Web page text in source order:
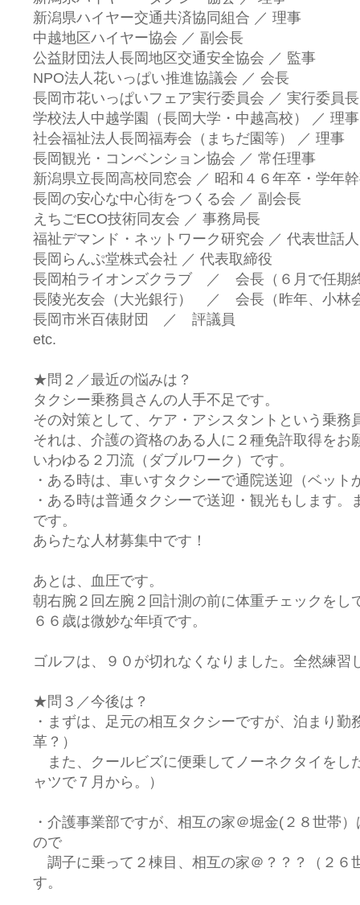
新潟県ハイヤー交通共済協同組合 ／ 理事
中越地区ハイヤー協会 ／ 副会長
公益財団法人長岡地区交通安全協会 ／ 監事
NPO法人花いっぱい推進協議会 ／ 会長
長岡市花いっぱいフェア実行委員会 ／ 実行委員長
学校法人中越学園（長岡大学・中越高校） ／ 理事
社会福祉法人長岡福寿会（まちだ園等） ／ 理事
長岡観光・コンベンション協会 ／ 常任理事
新潟県立長岡高校同窓会 ／ 昭和４６年卒・学年
長岡の安心な中心街をつくる会 ／ 副会長
えちごECO技術同友会 ／ 事務局長
福祉デマンド・ネットワーク研究会 ／ 代表世話人
長岡らんぷ堂株式会社 ／ 代表取締役
長岡柏ライオンズクラブ ／ 会長（６月で任期
長陵光友会（大光銀行） ／ 会長（昨年、小林
長岡市米百俵財団 ／ 評議員
etc.
★問２／最近の悩みは？
タクシー乗務員さんの人手不足です。
その対策として、ケア・アシスタントという乗務
それは、介護の資格のある人に２種免許取得をお
いわゆる２刀流（ダブルワーク）です。
・ある時は、車いすタクシーで通院送迎（ベット
・ある時は普通タクシーで送迎・観光もします
です。
あらたな人材募集中です！
あとは、血圧です。
朝右腕２回左腕２回計測の前に体重チェックをし
６６歳は微妙な年頃です。
ゴルフは、９０が切れなくなりました。全然練習
★問３／今後は？
・まずは、足元の相互タクシーですが、泊まり
革？）
また、クールビズに便乗してノーネクタイをし
ャツで７月から。）
・介護事業部ですが、相互の家＠堀金(２８世帯
ので
調子に乗って２棟目、相互の家＠？？？（２６
す。